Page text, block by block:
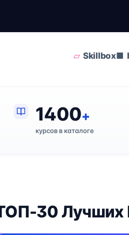
Skillbox
1400+
курсов в каталоге
30 Лучших